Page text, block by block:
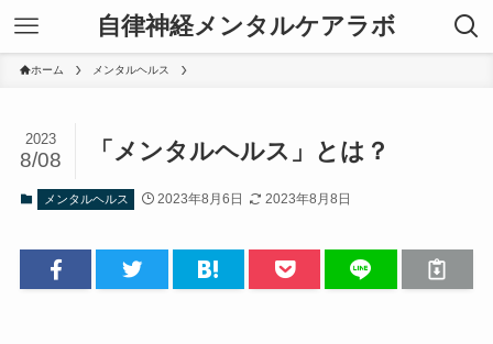
自律神経メンタルケアラボ
ホーム メンタルヘルス
「メンタルヘルス」とは？
2023
8/08
メンタルヘルス 2023年8月6日 2023年8月8日